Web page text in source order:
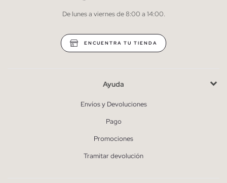
* Puedes cancelar la suscripción en cualquier momento.
De lunes a viernes de 8:00 a 14:00.
ENCUENTRA TU TIENDA
Ayuda
Envíos y Devoluciones
Pago
Promociones
Tramitar devolución